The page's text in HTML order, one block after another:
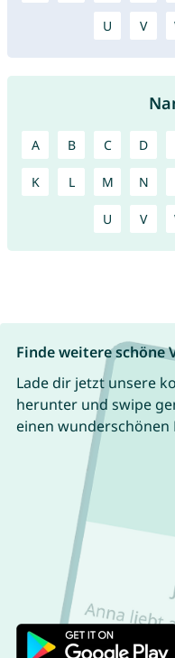
U V
A B C D
K L M N
U V
Finde weitere schöne
Lade dir jetzt unsere
herunter und swipe
einen wunderschönen